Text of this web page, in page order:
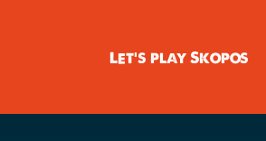
Let’s play Skopos